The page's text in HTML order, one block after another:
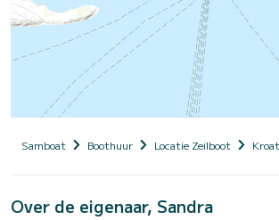
Samboat Boothuur Locatie Zeilboot
Over de eigenaar, Sandra